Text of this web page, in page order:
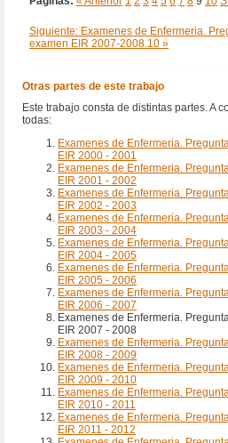
Siguiente: Examenes de Enfermeria.
examen EIR 2007-2008.10 »
Otras partes de este trabajo
Este trabajo consta de distintas partes. A
todas:
Examenes de Enfermeria.
EIR 2000 - 2001
Examenes de Enfermeria.
EIR 2001 - 2002
Examenes de Enfermeria.
EIR 2002 - 2003
Examenes de Enfermeria.
EIR 2003 - 2004
Examenes de Enfermeria.
EIR 2004 - 2005
Examenes de Enfermeria.
EIR 2005 - 2006
Examenes de Enfermeria.
EIR 2006 - 2007
Examenes de Enfermeria.
EIR 2007 - 2008
Examenes de Enfermeria.
EIR 2008 - 2009
Examenes de Enfermeria.
EIR 2009 - 2010
Examenes de Enfermeria.
EIR 2010 - 2011
Examenes de Enfermeria.
EIR 2011 - 2012